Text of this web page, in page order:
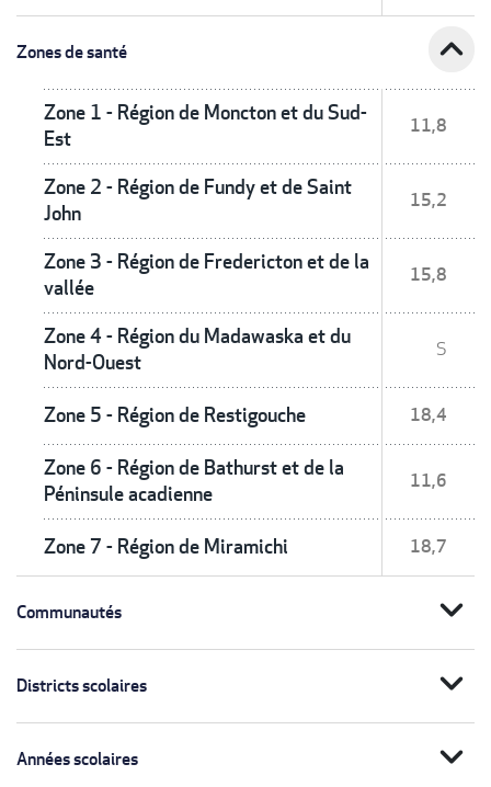
Zones de santé expand_less
Zone 1 - Région de Moncton et du Sud-
Est
11,8
Zone 2 - Région de Fundy et de Saint
John
15,2
Zone 3 - Région de Fredericton et de la
vallée
15,8
Zone 4 - Région du Madawaska et du
Nord-Ouest
S
Zone 5 - Région de Restigouche 18,4
Zone 6 - Région de Bathurst et de la
Péninsule acadienne
11,6
Zone 7 - Région de Miramichi 18,7
Communautés expand_more
Districts scolaires expand_more
Années scolaires expand_more